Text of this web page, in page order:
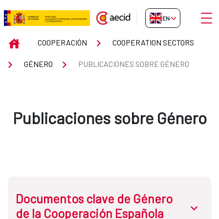
Skip to Main Content
Publicaciones sobre Género
EN-GB
INICIOCOOPERACIÓN COOPERATION SECTORS
GÉNERO PUBLICACIONES SOBRE GÉNERO
Publicaciones sobre Género
Documentos clave de Género
de la Cooperación Española